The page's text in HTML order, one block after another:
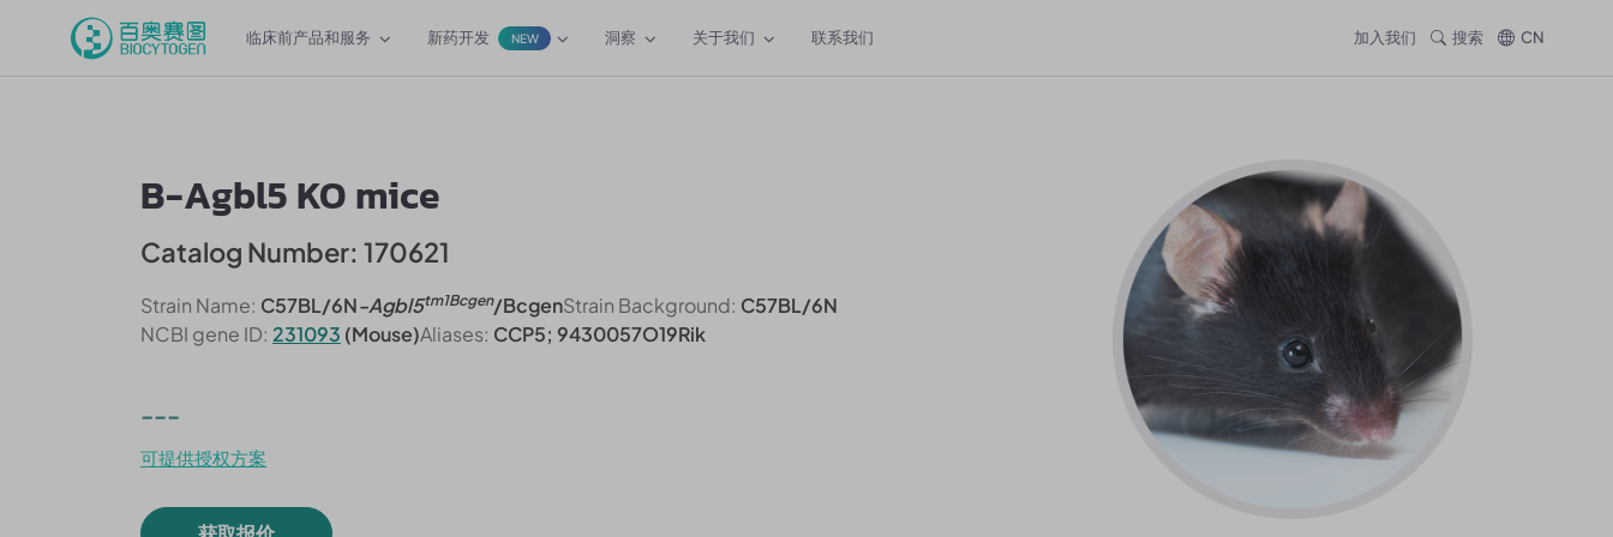
临床前产品和服务 新药开发 NEW 洞察 关于我们 联系我们 加入我们 搜索 CN
B-Agbl5 KO mice
Catalog Number: 170621
Strain Name: C57BL/6N-Agbl5tm1Bcgen/BcgenStrain Background: C57BL/6N
NCBI gene ID: 231093 (Mouse)Aliases: CCP5; 9430057O19Rik
---
可提供授权方案